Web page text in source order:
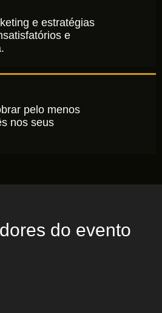
e estratégias
e
pelo menos
nos seus
do evento